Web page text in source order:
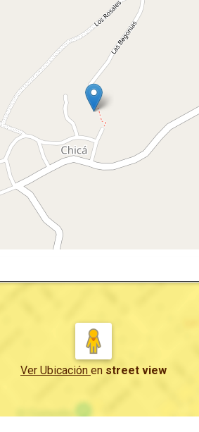
Ver Ubicación en street view